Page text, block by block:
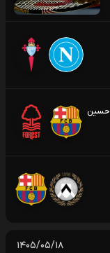
حسین
۱۴۰۵/۰۵/۱۸